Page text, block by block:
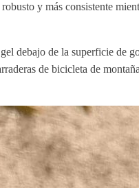
y más consistente
debajo de la superficie de
de bicicleta de